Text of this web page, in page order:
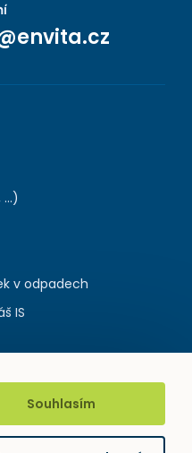
v odpadech
IS
Souhlasím